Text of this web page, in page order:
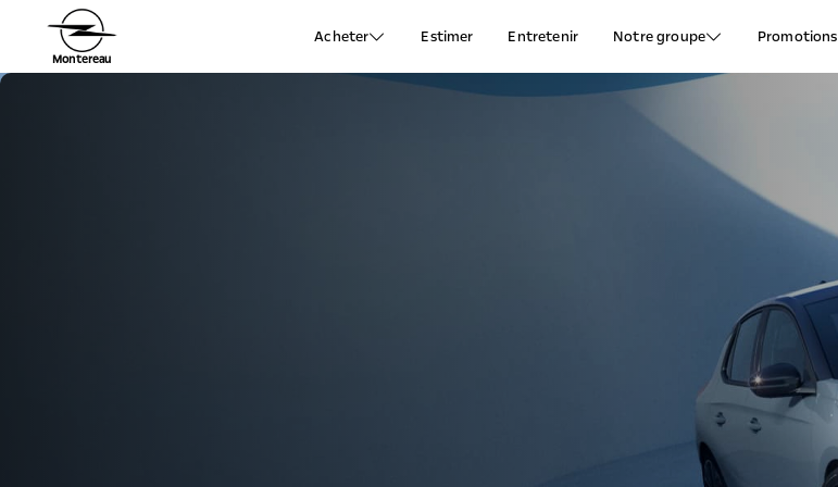
Montereau
Acheter Estimer Entretenir Notre groupe Promotions